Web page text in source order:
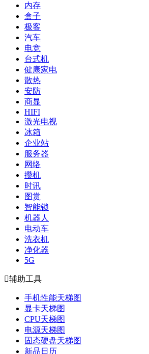
内存
盒子
极客
汽车
电竞
台式机
健康家电
散热
安防
商显
HIFI
激光电视
冰箱
企业站
服务器
网络
攒机
时讯
图赏
智能锁
机器人
电动车
洗衣机
净化器
5G
辅助工具
手机性能天梯图
显卡天梯图
CPU天梯图
电源天梯图
固态硬盘天梯图
新品日历